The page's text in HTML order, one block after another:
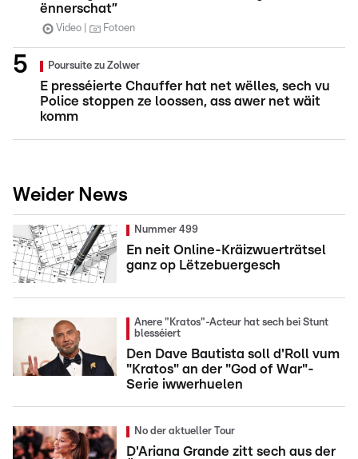
ënnerschat”
Video Fotoen
Poursuite zu Zolwer
E presséierte Chauffer hat net wëlles, sech vu
Police stoppen ze loossen, ass awer net wäit
komm
Weider News
Nummer 499
En neit Online-Kräizwuerträtsel
ganz op Lëtzebuergesch
Anere "Kratos"-Acteur hat sech bei Stunt
blesséiert
Den Dave Bautista soll d'Roll vum
"Kratos" an der "God of War"-
Serie iwwerhuelen
No der aktueller Tour
D'Ariana Grande zitt sech aus der